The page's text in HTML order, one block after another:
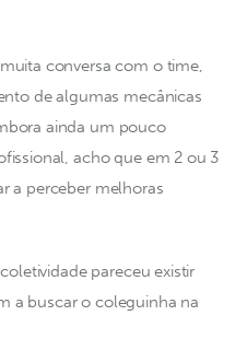
conversa com o time,
de algumas mecânicas
ainda um pouco
acho que em 2 ou 3
a perceber melhoras
pareceu existir
a buscar o coleguinha na